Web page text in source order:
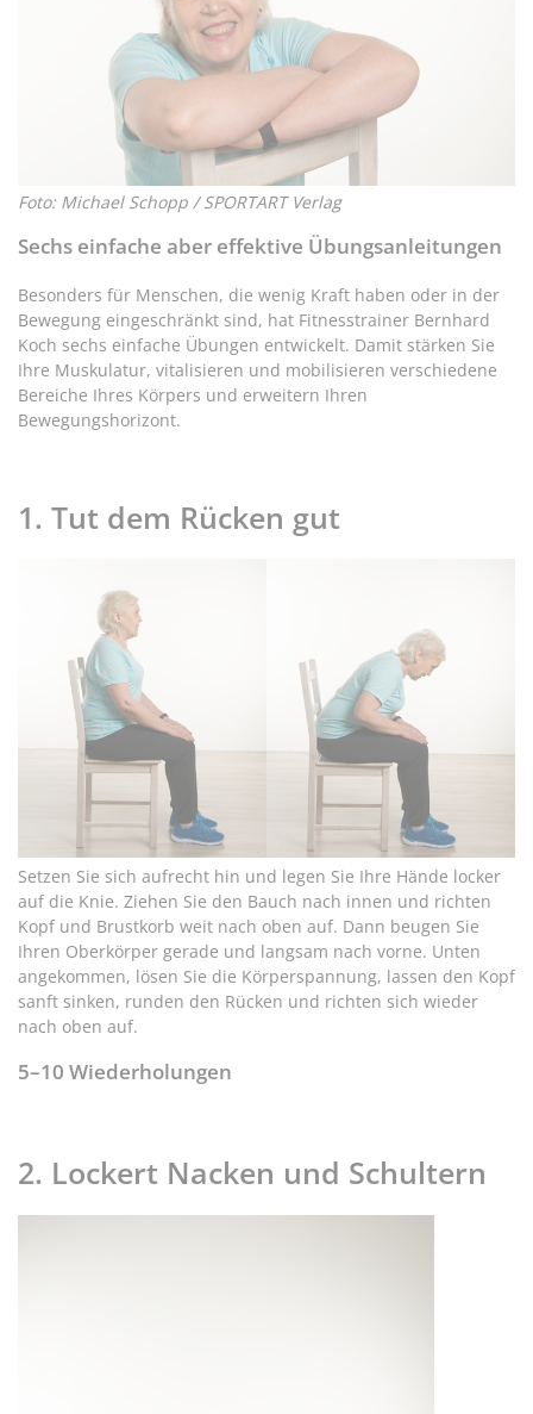
Foto: Michael Schopp / SPORTART Verlag
Sechs einfache aber effektive Übungsanleitungen
Besonders für Menschen, die wenig Kraft haben oder in der
Bewegung eingeschränkt sind, hat Fitnesstrainer Bernhard
Koch sechs einfache Übungen entwickelt. Damit stärken Sie
Ihre Muskulatur, vitalisieren und mobilisieren verschiedene
Bereiche Ihres Körpers und erweitern Ihren
Bewegungshorizont.
1. Tut dem Rücken gut
Setzen Sie sich aufrecht hin und legen Sie Ihre Hände locker
auf die Knie. Ziehen Sie den Bauch nach innen und richten
Kopf und Brustkorb weit nach oben auf. Dann beugen Sie
Ihren Oberkörper gerade und langsam nach vorne. Unten
angekommen, lösen Sie die Körperspannung, lassen den Kopf
sanft sinken, runden den Rücken und richten sich wieder
nach oben auf.
5–10 Wiederholungen
2. Lockert Nacken und Schultern